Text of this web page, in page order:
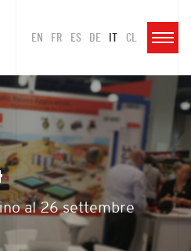
EN FR ES DE IT CL
al 26 settembre